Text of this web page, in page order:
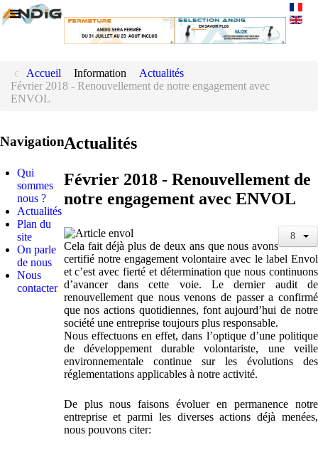
Accueil Information
Actualités
Février 2018 - Renouvellement de notre engagement avec
ENVOL
Navigation
Qui
sommes
nous ?
Actualités
Plan du
site
On parle
de nous
Nous
contacter
Actualités
Février 2018 - Renouvellement de
notre engagement avec ENVOL
Cela fait déjà plus de deux ans que nous avons
certifié notre engagement volontaire avec le label Envol
et c’est avec fierté et détermination que nous continuons
d’avancer dans cette voie. Le dernier audit de
renouvellement que nous venons de passer a confirmé
que nos actions quotidiennes, font aujourd’hui de notre
société une entreprise toujours plus responsable.
Nous effectuons en effet, dans l’optique d’une politique
de développement durable volontariste, une veille
environnementale continue sur les évolutions des
réglementations applicables à notre activité.
De plus nous faisons évoluer en permanence notre
entreprise et parmi les diverses actions déjà menées,
nous pouvons citer: